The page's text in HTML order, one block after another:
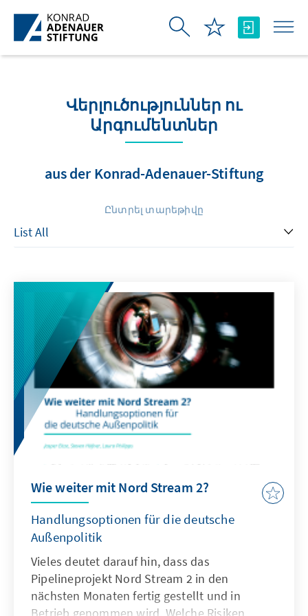
Skip to Main Content
Վերլուծություններ ու
Արգումենտներ
aus der Konrad-Adenauer-Stiftung
Ընտրել տարեթիվը
Wie weiter mit Nord Stream 2?
Handlungsoptionen für die deutsche
Außenpolitik
Vieles deutet darauf hin, dass das
Pipelineprojekt Nord Stream 2 in den
nächsten Monaten fertig gestellt und in